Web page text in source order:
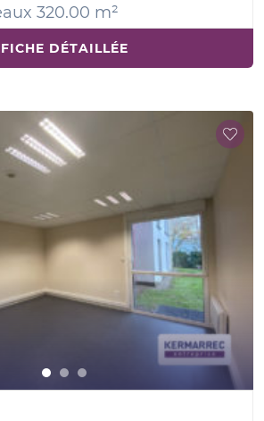
320.00 m²
FICHE DÉTAILLÉE